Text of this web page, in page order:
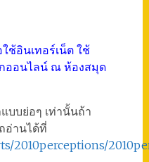
ช้อินเทอร์เน็ต ใช้
ออนไลน์ ณ ห้องสมุด
บบย่อๆ เท่านั้นถ้า
อ่านได้ที่
2010perceptions/